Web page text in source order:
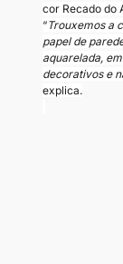
cor Recado do
“Trouxemos a
papel de
aquarelada,
decorativos e
explica.